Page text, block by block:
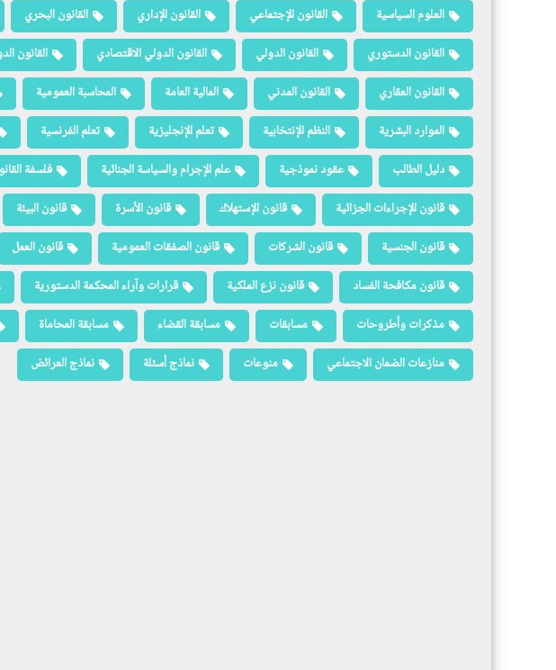
العلوم السياسية
القانون الإجتماعي القانون الإداري القانون البحري
القانون الدستوري
القانون الدولي القانون الدولي الاقتصادي القانون
القانون العقاري
القانون المدني المالية العامة المحاسبة العمومية
الموارد البشرية
النظم الإنتخابية تعلم الإنجليزية تعلم الفرنسية
دليل الطالب
عقود نموذجية علم الإجرام والسياسة الجنائية فلسفة
قانون الإجراءات الجزائية
قانون الإستهلاك قانون الأسرة قانون البيئة
قانون الجنسية
قانون الشركات قانون الصفقات العمومية قانون العمل
قانون مكافحة الفساد
قانون نزع الملكية قرارات وآراء المحكمة الدستورية
مذكرات وأطروحات
مسابقات مسابقة القضاء مسابقة المحاماة
منازعات الضمان الاجتماعي
منوعات نماذج أسئلة نماذج العرائض